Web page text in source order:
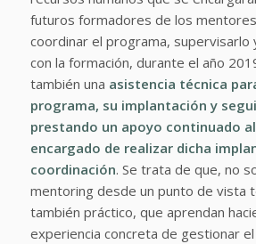
futuros formadores de los
coordinar el programa, supervisarlo
con la formación, durante el año
también una asistencia técnica
programa, su implantación y
prestando un apoyo continuado
encargado de realizar dicha
coordinación. Se trata de que, no
mentoring desde un punto de vista
también práctico, que aprendan
experiencia concreta de gestionar